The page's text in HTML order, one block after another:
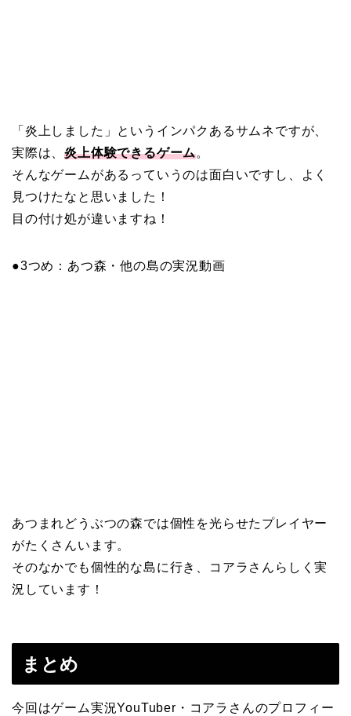
「炎上しました」というインパクあるサムネですが、
実際は、炎上体験できるゲーム。
そんなゲームがあるっていうのは面白いですし、よく
見つけたなと思いました！
目の付け処が違いますね！
●3つめ：あつ森・他の島の実況動画
あつまれどうぶつの森では個性を光らせたプレイヤー
がたくさんいます。
そのなかでも個性的な島に行き、コアラさんらしく実
況しています！
まとめ
今回はゲーム実況YouTuber・コアラさんのプロフィー